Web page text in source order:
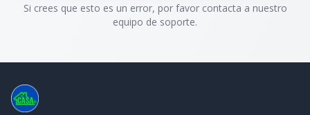
Si crees que esto es un error, por favor contacta a nuestro
equipo de soporte.